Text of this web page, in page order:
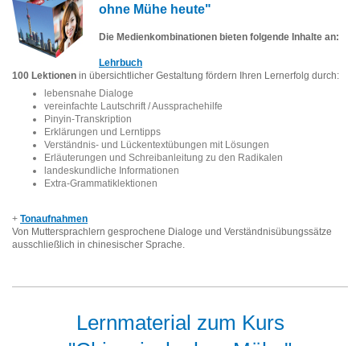
ohne Mühe heute"
Die Medienkombinationen bieten folgende Inhalte an:
Lehrbuch
100 Lektionen in übersichtlicher Gestaltung fördern Ihren Lernerfolg durch:
lebensnahe Dialoge
vereinfachte Lautschrift / Aussprachehilfe
Pinyin-Transkription
Erklärungen und Lerntipps
Verständnis- und Lückentextübungen mit Lösungen
Erläuterungen und Schreibanleitung zu den Radikalen
landeskundliche Informationen
Extra-Grammatiklektionen
+ Tonaufnahmen
Von Muttersprachlern gesprochene Dialoge und Verständnisübungssätze
ausschließlich in chinesischer Sprache.
Lernmaterial zum Kurs